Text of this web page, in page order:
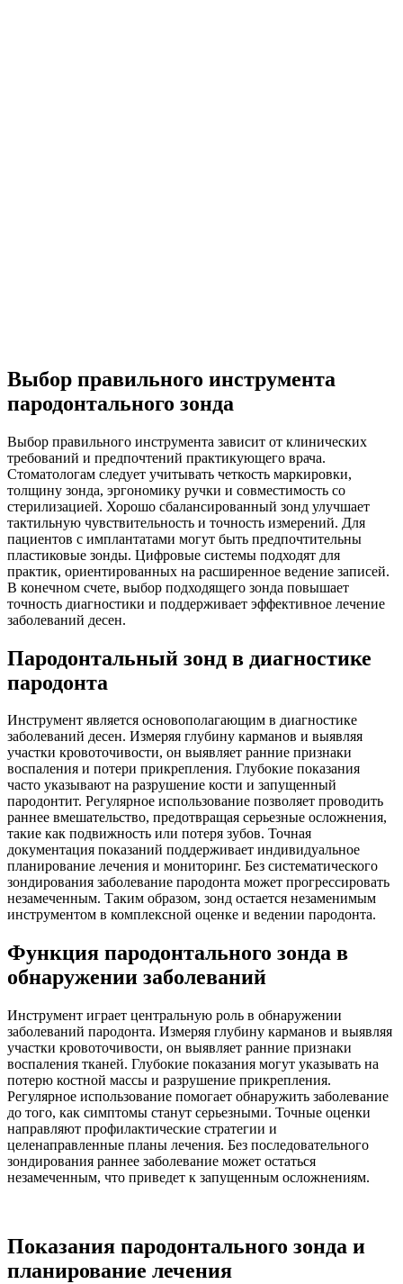
Выбор правильного инструмента
пародонтального зонда
Выбор правильного инструмента зависит от клинических
требований и предпочтений практикующего врача.
Стоматологам следует учитывать четкость маркировки,
толщину зонда, эргономику ручки и совместимость со
стерилизацией. Хорошо сбалансированный зонд улучшает
тактильную чувствительность и точность измерений. Для
пациентов с имплантатами могут быть предпочтительны
пластиковые зонды. Цифровые системы подходят для
практик, ориентированных на расширенное ведение записей.
В конечном счете, выбор подходящего зонда повышает
точность диагностики и поддерживает эффективное лечение
заболеваний десен.
Пародонтальный зонд в диагностике
пародонта
Инструмент является основополагающим в диагностике
заболеваний десен. Измеряя глубину карманов и выявляя
участки кровоточивости, он выявляет ранние признаки
воспаления и потери прикрепления. Глубокие показания
часто указывают на разрушение кости и запущенный
пародонтит. Регулярное использование позволяет проводить
раннее вмешательство, предотвращая серьезные осложнения,
такие как подвижность или потеря зубов. Точная
документация показаний поддерживает индивидуальное
планирование лечения и мониторинг. Без систематического
зондирования заболевание пародонта может прогрессировать
незамеченным. Таким образом, зонд остается незаменимым
инструментом в комплексной оценке и ведении пародонта.
Функция пародонтального зонда в
обнаружении заболеваний
Инструмент играет центральную роль в обнаружении
заболеваний пародонта. Измеряя глубину карманов и выявляя
участки кровоточивости, он выявляет ранние признаки
воспаления тканей. Глубокие показания могут указывать на
потерю костной массы и разрушение прикрепления.
Регулярное использование помогает обнаружить заболевание
до того, как симптомы станут серьезными. Точные оценки
направляют профилактические стратегии и
целенаправленные планы лечения. Без последовательного
зондирования раннее заболевание может остаться
незамеченным, что приведет к запущенным осложнениям.
Показания пародонтального зонда и
планирование лечения